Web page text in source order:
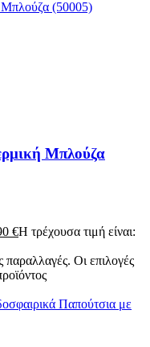
Μπλούζα
€Η τρέχουσα τιμή είναι:
παραλλαγές. Οι επιλογές